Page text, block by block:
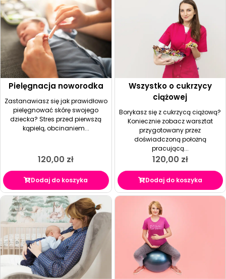
Pielęgnacja noworodka
Zastanawiasz się jak prawidłowo
pielęgnować skórę swojego
dziecka? Stres przed pierwszą
kąpielą, obcinaniem...
120,00 zł
Dodaj do koszyka
Wszystko o cukrzycy
ciążowej
Borykasz się z cukrzycą ciążową?
Koniecznie zobacz warsztat
przygotowany przez
doświadczoną położną
pracującą...
120,00 zł
Dodaj do koszyka